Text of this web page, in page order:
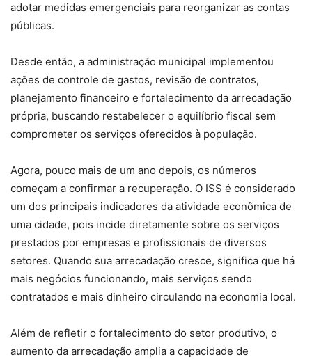
adotar medidas emergenciais para reorganizar as contas
públicas.
Desde então, a administração municipal implementou
ações de controle de gastos, revisão de contratos,
planejamento financeiro e fortalecimento da arrecadação
própria, buscando restabelecer o equilíbrio fiscal sem
comprometer os serviços oferecidos à população.
Agora, pouco mais de um ano depois, os números
começam a confirmar a recuperação. O ISS é considerado
um dos principais indicadores da atividade econômica de
uma cidade, pois incide diretamente sobre os serviços
prestados por empresas e profissionais de diversos
setores. Quando sua arrecadação cresce, significa que há
mais negócios funcionando, mais serviços sendo
contratados e mais dinheiro circulando na economia local.
Além de refletir o fortalecimento do setor produtivo, o
aumento da arrecadação amplia a capacidade de